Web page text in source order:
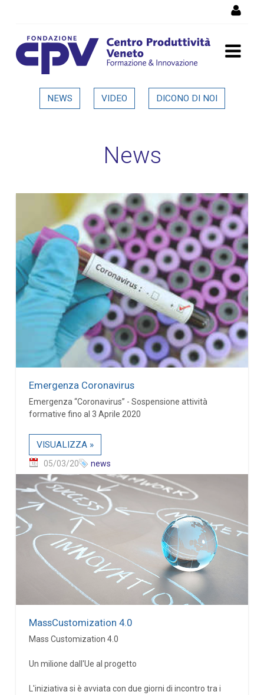
Dettaglio in evidenza
NEWS VIDEO DICONO DI NOI
News
Emergenza Coronavirus
Emergenza “Coronavirus” - Sospensione attività
formative fino al 3 Aprile 2020
VISUALIZZA »
05/03/20 news
MassCustomization 4.0
Mass Customization 4.0
Un milione dall'Ue al progetto
L'iniziativa si è avviata con due giorni di incontro tra i